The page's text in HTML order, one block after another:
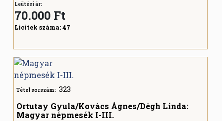
Leütési ár:
70.000 Ft
Licitek száma:47
Tétel sorszám: 323
Ortutay Gyula/Kovács Ágnes/Dégh Linda:
Magyar népmesék I-III.